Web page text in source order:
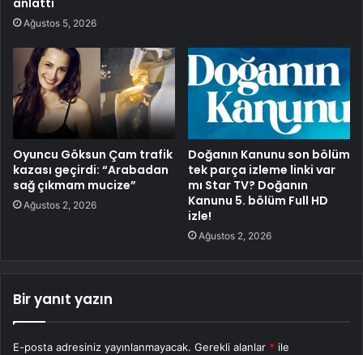
anlattı
Ağustos 5, 2026
Oyuncu Göksun Çam trafik
kazası geçirdi: “Arabadan
sağ çıkmam mucize”
Ağustos 2, 2026
Doğanın Kanunu son bölüm
tek parça izleme linki var
mı Star TV? Doğanın
Kanunu 5. bölüm Full HD
izle!
Ağustos 2, 2026
Bir yanıt yazın
E-posta adresiniz yayınlanmayacak. Gerekli alanlar * ile